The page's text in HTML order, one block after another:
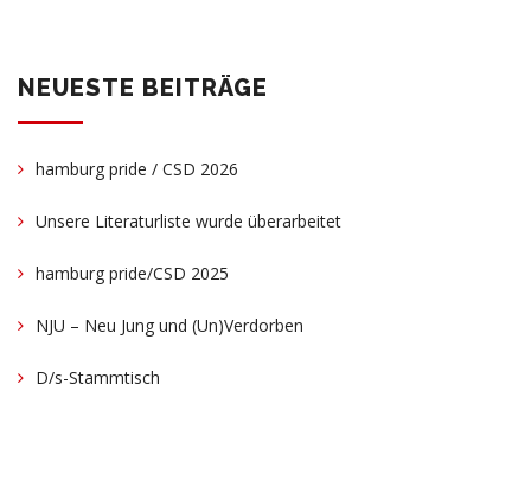
NEUESTE BEITRÄGE
hamburg pride / CSD 2026
Unsere Literaturliste wurde überarbeitet
hamburg pride/CSD 2025
NJU – Neu Jung und (Un)Verdorben
D/s-Stammtisch